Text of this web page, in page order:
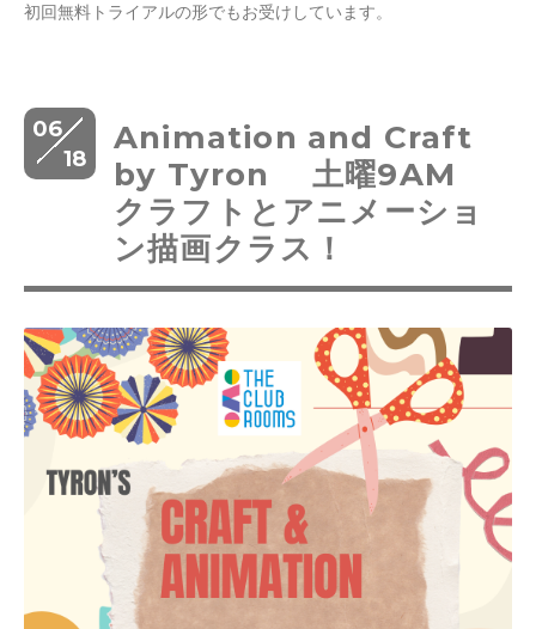
初回無料トライアルの形でもお受けしています。
06
18
Animation and Craft
by Tyron 土曜9AM
クラフトとアニメーショ
ン描画クラス！